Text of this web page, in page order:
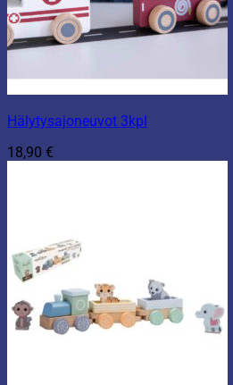
Hälytysajoneuvot 3kpl
18,90 €